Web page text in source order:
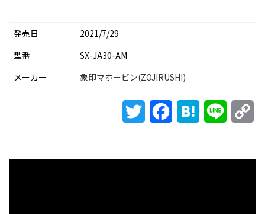
発売日
2021/7/29
型番
SX-JA30-AM
メーカー
象印マホービン(ZOJIRUSHI)
Twitter FacebookHatena Line